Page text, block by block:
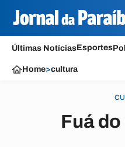
Últimas NotíciasEsportes
Home>cultura
Fuá